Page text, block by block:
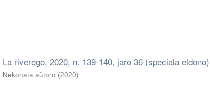
La riverego, 2020, n. 139-140, jaro 36 (speciala eldono)
Nekonata aŭtoro (2020)